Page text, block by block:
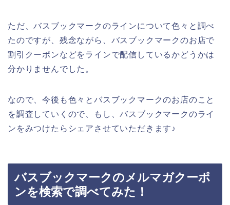
ただ、バスブックマークのラインについて色々と調べ
たのですが、残念ながら、バスブックマークのお店で
割引クーポンなどをラインで配信しているかどうかは
分かりませんでした。
なので、今後も色々とバスブックマークのお店のこと
を調査していくので、もし、バスブックマークのライ
ンをみつけたらシェアさせていただきます♪
バスブックマークのメルマガクーポ
ンを検索で調べてみた！